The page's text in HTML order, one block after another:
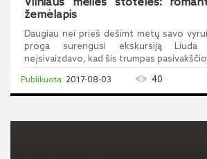
žemėlapis
Daugiau nei prieš dešimt metų savo
proga surengusi ekskursiją
neįsivaizdavo, kad šis trumpas
2017-08-03 40